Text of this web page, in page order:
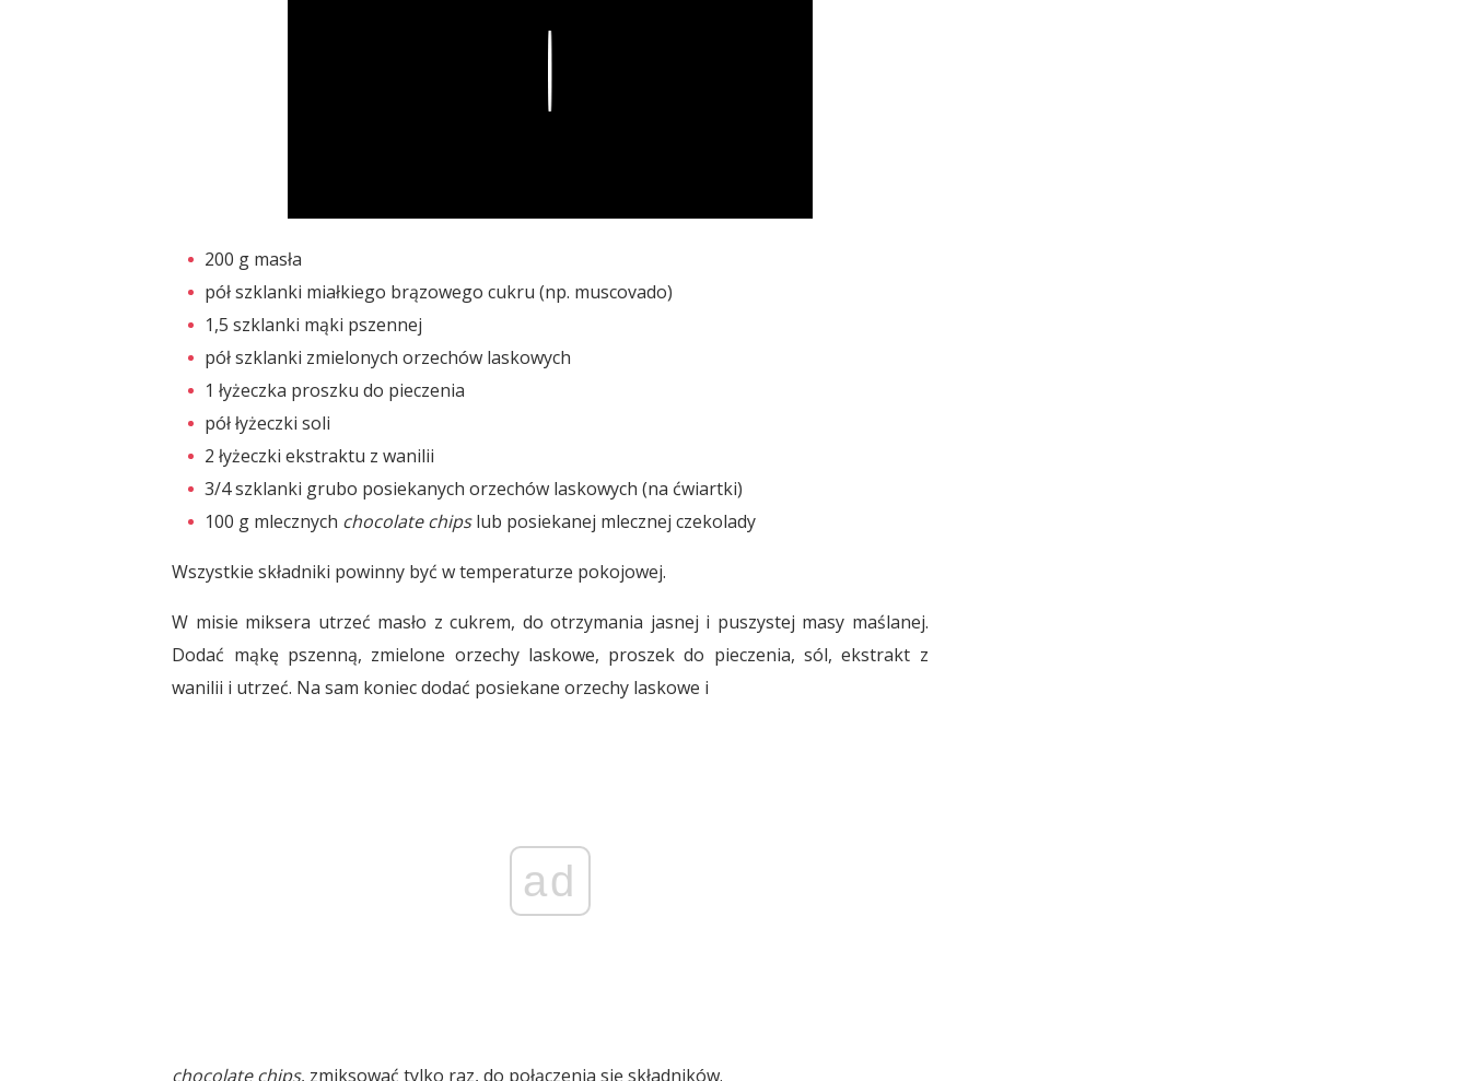
200 g masła
pół szklanki miałkiego brązowego cukru (np. muscovado)
1,5 szklanki mąki pszennej
pół szklanki zmielonych orzechów laskowych
1 łyżeczka proszku do pieczenia
pół łyżeczki soli
2 łyżeczki ekstraktu z wanilii
3/4 szklanki grubo posiekanych orzechów laskowych (na ćwiartki)
100 g mlecznych chocolate chipslub posiekanej mlecznej czekolady
Wszystkie składniki powinny być w temperaturze pokojowej.
W misie miksera utrzeć masło z cukrem, do otrzymania jasnej i puszystej masy maślanej.
Dodać mąkę pszenną, zmielone orzechy laskowe, proszek do pieczenia, sól, ekstrakt z
wanilii i utrzeć. Na sam koniec dodać posiekane orzechy laskowe i
ad
chocolate chips, zmiksować tylko raz, do połączenia się składników.